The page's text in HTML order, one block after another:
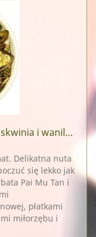
i wanilia)
Delikatna nuta
się lekko jak
Pai Mu Tan i
płatkami
miłorzębu i